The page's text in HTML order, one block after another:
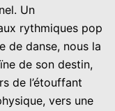
Un
rythmiques pop
de danse, nous la
de son destin,
de l’étouffant
vers une